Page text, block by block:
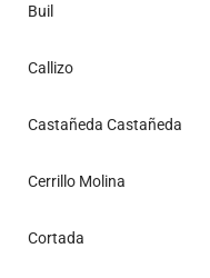
Buil
Callizo
Castañeda Castañeda
Cerrillo Molina
Cortada